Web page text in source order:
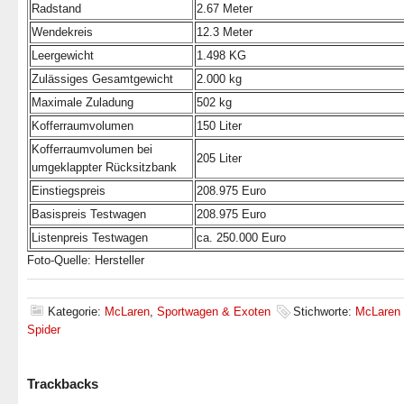
Radstand
2.67 Meter
Wendekreis
12.3 Meter
Leergewicht
1.498 KG
Zulässiges Gesamtgewicht
2.000 kg
Maximale Zuladung
502 kg
Kofferraumvolumen
150 Liter
Kofferraumvolumen bei
umgeklappter Rücksitzbank
205 Liter
Einstiegspreis
208.975 Euro
Basispreis Testwagen
208.975 Euro
Listenpreis Testwagen
ca. 250.000 Euro
Foto-Quelle: Hersteller
Kategorie: McLaren, Sportwagen & Exoten Stichworte: McLaren
Spider
Trackbacks